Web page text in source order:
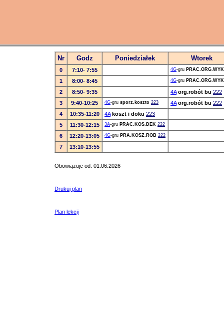
Nr Godz Poniedziałek Wtorek
0 7:10- 7:55 4G-gru PRAC.ORG.WYK
1 8:00- 8:45 4G-gru PRAC.ORG.WYK
2 8:50- 9:35 4A org.robót bu 222
3
9:40-10:25 4G-gru sporz.koszto 223 4A org.robót bu 222
4
10:35-11:20 4A koszt i doku 223
5
11:30-12:15 3A-gru PRAC.KOS.DEK 222
6 12:20-13:05 4G-gru PRA.KOSZ.ROB 222
7 13:10-13:55
Obowiązuje od: 01.06.2026
Drukuj plan
Plan lekcji